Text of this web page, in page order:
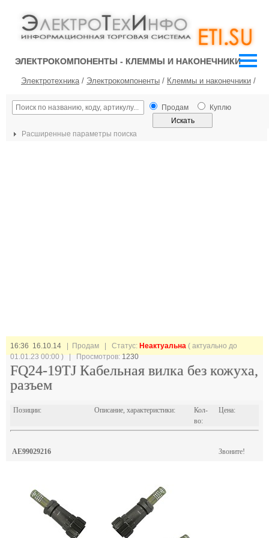
ЭЛЕКТРОКОМПОНЕНТЫ - КЛЕММЫ И НАКОНЕЧНИКИ
Электротехника/ Электрокомпоненты / Клеммы и наконечники /
Продам Куплю
Расширенные параметры поиска
16:36 16.10.14 | Продам | Статус: Неактуальна ( актуально до
01.01.23 00:00 ) | Просмотров:1230
FQ24-19TJ Кабельная вилка без кожуха,
разъем
Позиции: Описание, характеристики:
Кол-
во:
Цена:
AE99029216 Звоните!